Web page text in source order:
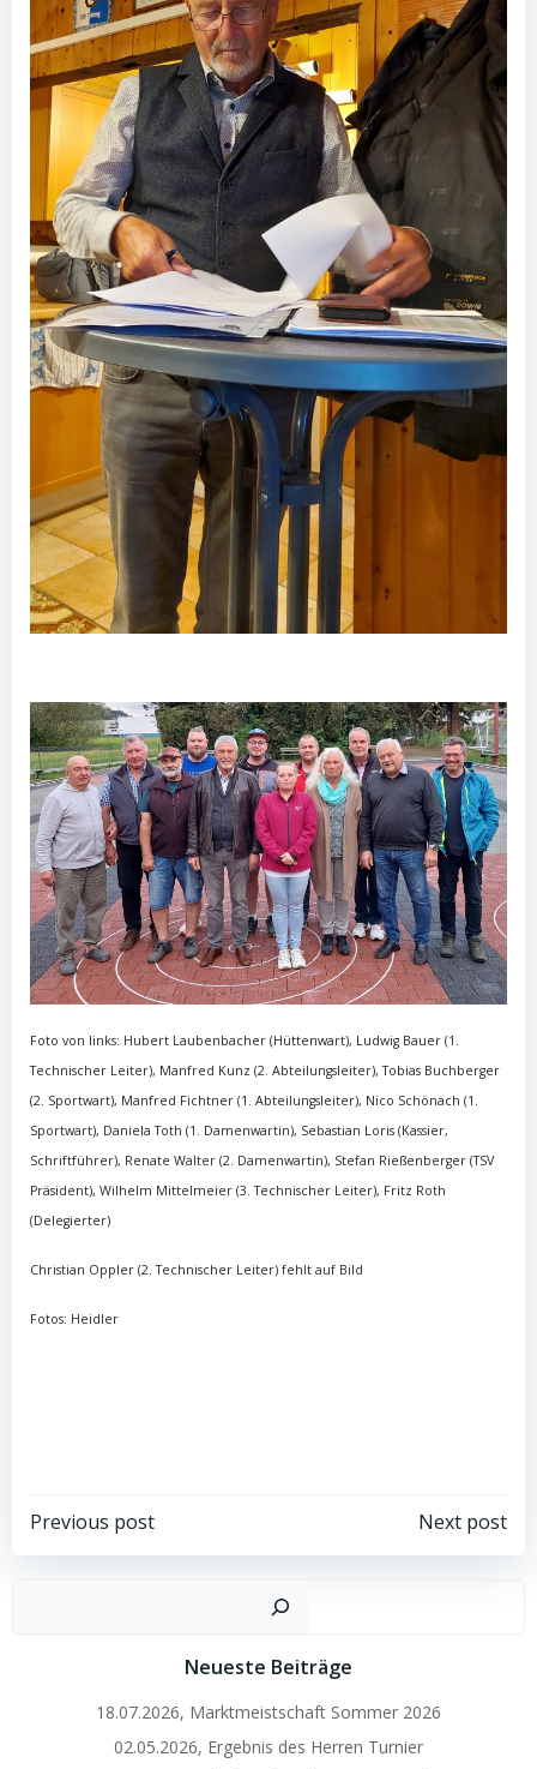
Foto von links: Hubert Laubenbacher (Hüttenwart), Ludwig Bauer (1.
Technischer Leiter), Manfred Kunz (2. Abteilungsleiter), Tobias Buchberger
(2. Sportwart), Manfred Fichtner (1. Abteilungsleiter), Nico Schönach (1.
Sportwart), Daniela Toth (1. Damenwartin), Sebastian Loris (Kassier,
Schriftführer), Renate Walter (2. Damenwartin), Stefan Rießenberger (TSV
Präsident), Wilhelm Mittelmeier (3. Technischer Leiter), Fritz Roth
(Delegierter)
Christian Oppler (2. Technischer Leiter) fehlt auf Bild
Fotos: Heidler
Post
Previous post
navigation
Next post
Neueste Beiträge
18.07.2026, Marktmeistschaft Sommer 2026
02.05.2026, Ergebnis des Herren Turnier